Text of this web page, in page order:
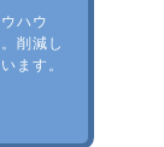
ハウ
削減し
ます。